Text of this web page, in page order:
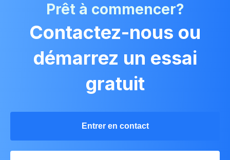
Prêt à commencer?
Contactez-nous ou
démarrez un essai
gratuit
Entrer en contact